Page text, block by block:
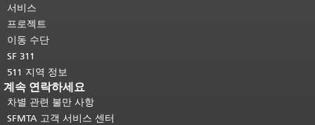
다.메인 콘텐츠 상단으로 돌아가려면
여기를 클릭하십시오
서비스
프로젝트
이동 수단
SF 311
511 지역 정보
계속 연락하세요
차별 관련 불만 사항
SFMTA 고객 서비스 센터